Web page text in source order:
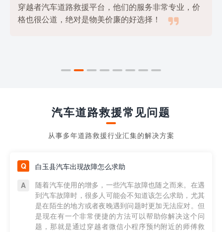
穿越者汽车道路救援平台，他们的服务非常专业，价
格也很公道，绝对是物美价廉的好选择！

汽车道路救援常见问题
从事多年道路救援行业汇集的解决方案
白玉县汽车出现故障怎么求助
随着汽车使用的增多，一些汽车故障也随之而来。在遇
到汽车故障时，很多人可能会不知道该怎么求助，尤其
是在陌生的地方或者夜晚遇到问题时更加无法应对。但
是现在有一个非常便捷的方法可以帮助你解决这个问
题，那就是通过穿越者微信小程序预约附近的师傅救